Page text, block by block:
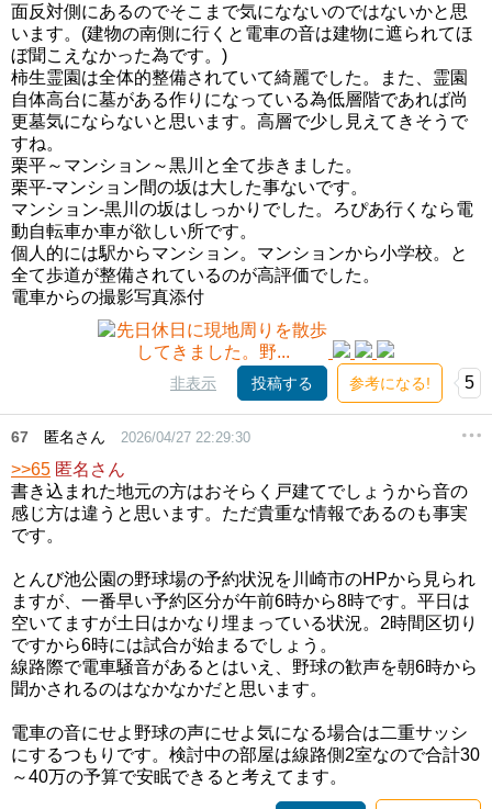
面反対側にあるのでそこまで気になないのではないかと思
います。(建物の南側に行くと電車の音は建物に遮られてほ
ぼ聞こえなかった為です。)
柿生霊園は全体的整備されていて綺麗でした。また、霊園
自体高台に墓がある作りになっている為低層階であれば尚
更墓気にならないと思います。高層で少し見えてきそうで
すね。
栗平～マンション～黒川と全て歩きました。
栗平-マンション間の坂は大した事ないです。
マンション-黒川の坂はしっかりでした。ろぴあ行くなら電
動自転車か車が欲しい所です。
個人的には駅からマンション。マンションから小学校。と
全て歩道が整備されているのが高評価でした。
電車からの撮影写真添付
非表示 投稿する 参考になる! 5
67 匿名さん 2026/04/27 22:29:30
>>65 匿名さん
書き込まれた地元の方はおそらく戸建てでしょうから音の
感じ方は違うと思います。ただ貴重な情報であるのも事実
です。
とんび池公園の野球場の予約状況を川崎市のHPから見られ
ますが、一番早い予約区分が午前6時から8時です。平日は
空いてますが土日はかなり埋まっている状況。2時間区切り
ですから6時には試合が始まるでしょう。
線路際で電車騒音があるとはいえ、野球の歓声を朝6時から
聞かされるのはなかなかだと思います。
電車の音にせよ野球の声にせよ気になる場合は二重サッシ
にするつもりです。検討中の部屋は線路側2室なので合計30
～40万の予算で安眠できると考えてます。